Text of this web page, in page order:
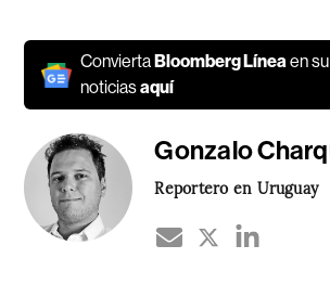
Convierta Bloomberg Líneaen
noticiasaquí
Gonzalo
Reportero en Uruguay